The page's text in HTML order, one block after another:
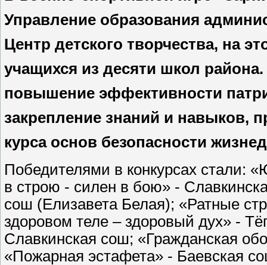
Управление образования
Центр детского творчества, на
учащихся из десяти школ
повышение эффективности
закрепление знаний и навыков,
курса основ безопасности
Победителями в конкурсах стали:
в строю - силен в бою» -
сош (Елизавета Белая); «Ратные
здоровом теле – здоровый дух» -
Славкинская сош; «Гражданская
«Пожарная эстафета» - Баевская